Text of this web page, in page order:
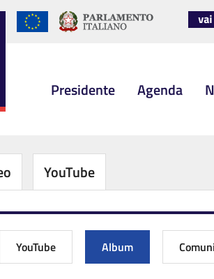
Presidente Agenda
YouTube
YouTube Album